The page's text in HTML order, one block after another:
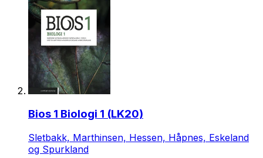
Bios 1 Biologi 1 (LK20)
Sletbakk, Marthinsen, Hessen, Håpnes, Eskeland
og Spurkland